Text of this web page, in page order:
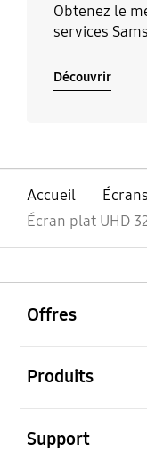
Obtenez le
services
Découvrir
Accueil
Écran plat UHD
Offres
Produits
Support